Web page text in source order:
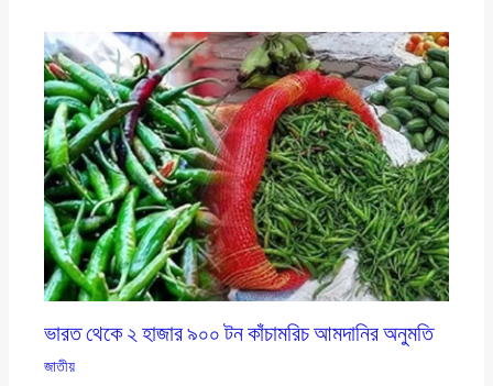
ভারত থেকে ২ হাজার ৯০০ টন কাঁচামরিচ আমদানির অনুমতি
জাতীয়